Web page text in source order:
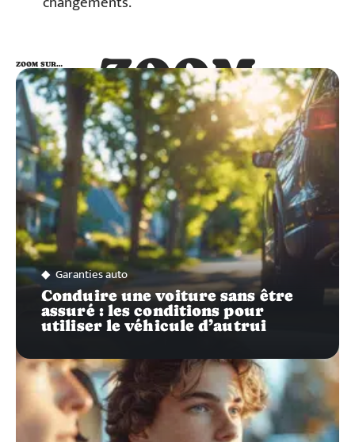
ZOOM
SUR…
ZOOM SUR…
Garanties auto
Conduire une voiture sans être
assuré : les conditions pour
utiliser le véhicule d’autrui